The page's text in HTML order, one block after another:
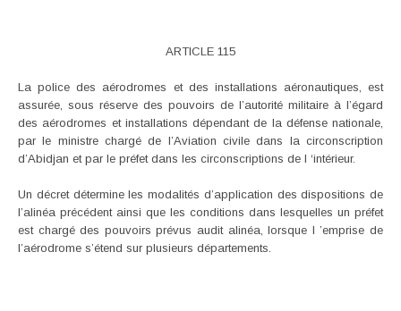
ARTICLE 115
La police des aérodromes et des installations aéronautiques, est
assurée, sous réserve des pouvoirs de l’autorité militaire à l’égard
des aérodromes et installations dépendant de la défense nationale,
par le ministre chargé de l’Aviation civile dans la circonscription
d’Abidjan et par le préfet dans les circonscriptions de I ‘intérieur.
Un décret détermine les modalités d’application des dispositions de
l’alinéa précédent ainsi que les conditions dans lesquelles un préfet
est chargé des pouvoirs prévus audit alinéa, lorsque I ’emprise de
l’aérodrome s’étend sur plusieurs départements.